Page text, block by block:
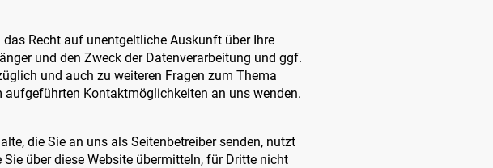
Recht auf unentgeltliche Auskunft über Ihre
und den Zweck der Datenverarbeitung und ggf.
und auch zu weiteren Fragen zum Thema
aufgeführten Kontaktmöglichkeiten an uns wenden.
die Sie an uns als Seitenbetreiber senden, nutzt
über diese Website übermitteln, für Dritte nicht